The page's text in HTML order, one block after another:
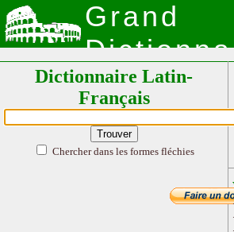
Grand
Latin
Dictionnaire Latin-
Français
Chercher dans les formes fléchies